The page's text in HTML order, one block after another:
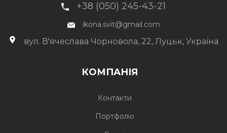
КОМПАНІЯ
Контакти
Портфоліо
+38 (050) 245-43-21
ikona.svit@gmail.com
вул. В'ячеслава Чорновола, 22, Луцьк, Україна